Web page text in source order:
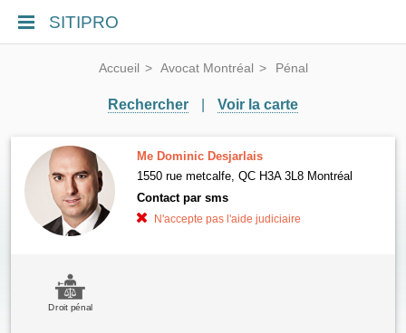
SITIPRO
Accueil Avocat Montréal Pénal
Rechercher Voir la carte
Me Dominic Desjarlais
1550 rue metcalfe, QC H3A 3L8 Montréal
Contact par sms
N'accepte pas l'aide judiciaire
Droit pénal